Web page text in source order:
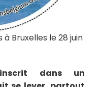
Bruxelles le 28 juin
dans un